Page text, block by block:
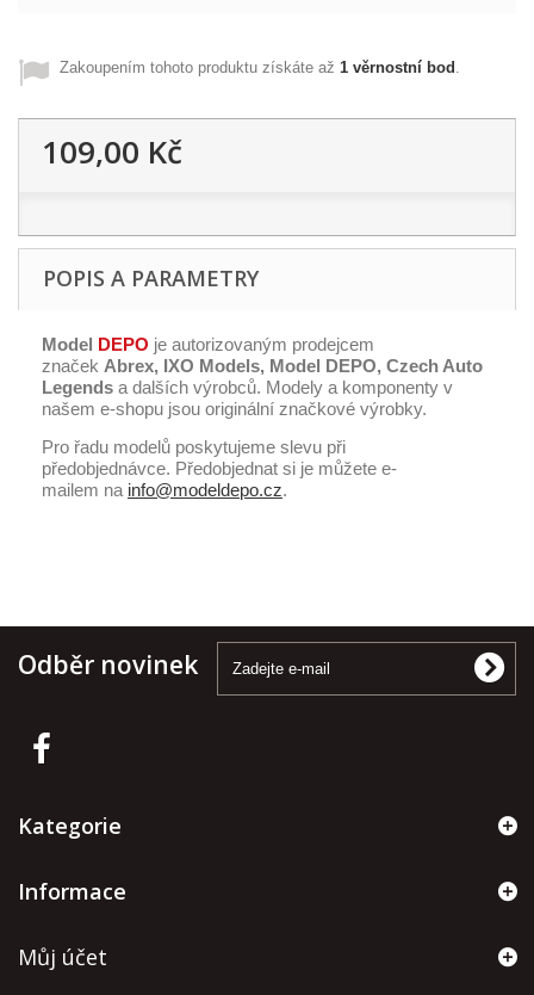
Zakoupením tohoto produktu získáte až 1 věrnostní bod
109,00 Kč
POPIS A PARAMETRY
Model DEPO je autorizovaným prodejcem
značek Abrex, IXO Models, Model DEPO, Czech Auto
Legends a dalších výrobců. Modely a komponenty v
našem e-shopu jsou originální značkové výrobky.
Pro řadu modelů poskytujeme slevu při
předobjednávce. Předobjednat si je můžete e-
mailem na info@modeldepo.cz.
Odběr novinek
Kategorie
Informace
Můj účet